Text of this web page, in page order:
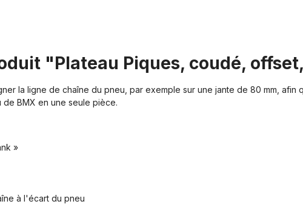
"Plateau Piques, coudé,
la ligne de chaîne du pneu, par exemple sur une jante de 80 mm, afin
BMX en une seule pièce.
»
à l'écart du pneu